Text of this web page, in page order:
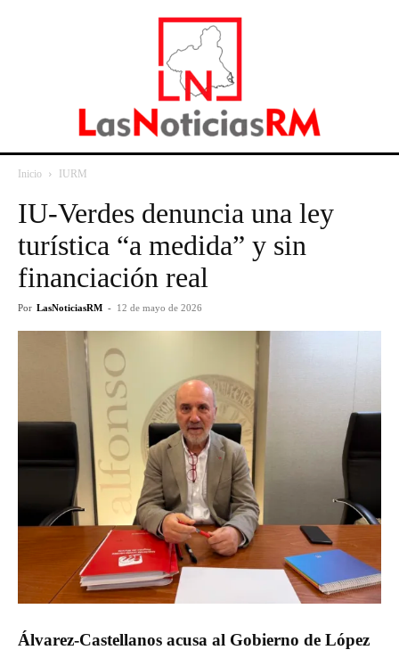
Inicio IURM
IU-Verdes denuncia una ley
turística “a medida” y sin
financiación real
Por LasNoticiasRM - 12 de mayo de 2026
Álvarez-Castellanos acusa al Gobierno de López